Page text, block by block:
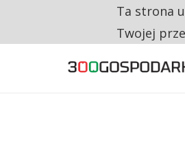
CO TRZECIĄ
Ta strona
Twojej